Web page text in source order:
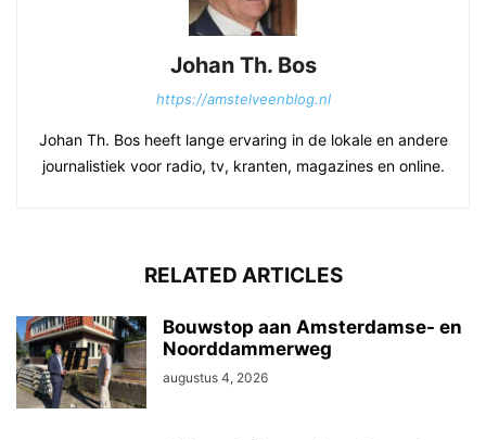
Johan Th. Bos
https://amstelveenblog.nl
Johan Th. Bos heeft lange ervaring in de lokale en andere
journalistiek voor radio, tv, kranten, magazines en online.
RELATED ARTICLES
Bouwstop aan Amsterdamse- en
Noorddammerweg
augustus 4, 2026